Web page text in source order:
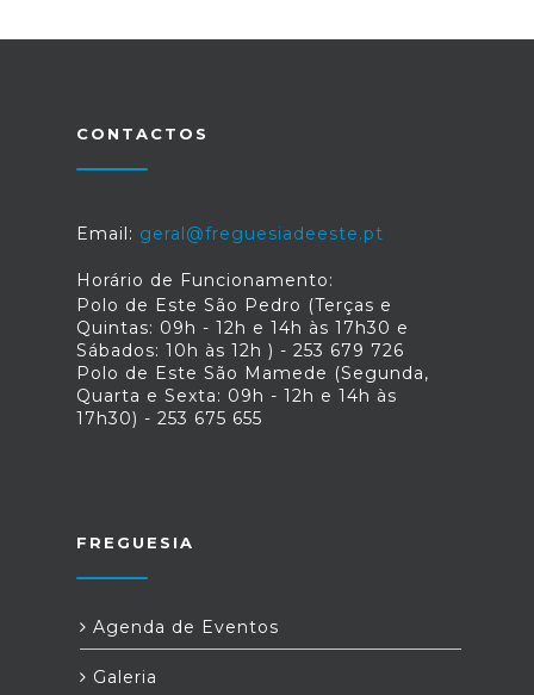
CONTACTOS
Email: geral@freguesiadeeste.pt
Horário de Funcionamento:
Polo de Este São Pedro (Terças e
Quintas: 09h - 12h e 14h às 17h30 e
Sábados: 10h às 12h ) - 253 679 726
Polo de Este São Mamede (Segunda,
Quarta e Sexta: 09h - 12h e 14h às
17h30) - 253 675 655
FREGUESIA
Agenda de Eventos
Galeria